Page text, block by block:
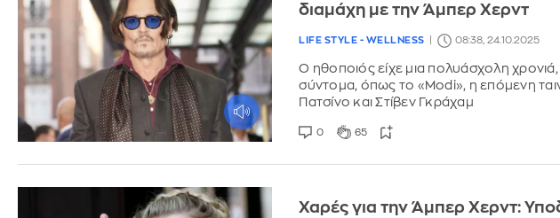
διαμάχη με την Άμπερ Χερντ
LIFE STYLE - WELLNESS 08:38, 24.10.2025
Ο ηθοποιός είχε μια πολυάσχολη
σύντομα, όπως το «Modi», η επόμενη
Πατσίνο και Στίβεν Γκράχαμ
0 65
Χαρές για την Άμπερ Χερντ: